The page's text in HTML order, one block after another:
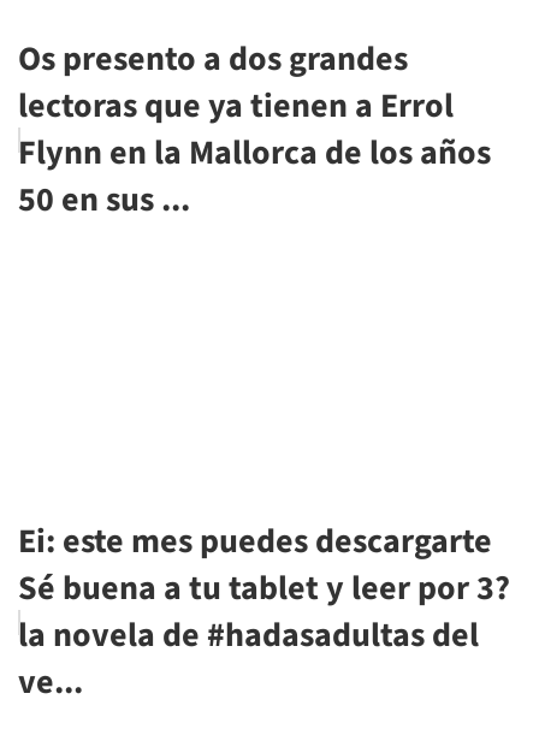
Os presento a dos grandes
lectoras que ya tienen a Errol
Flynn en la Mallorca de los años
50 en sus ...
Ei: este mes puedes descargarte
Sé buena a tu tablet y leer por 3?
la novela de #hadasadultas del
ve...